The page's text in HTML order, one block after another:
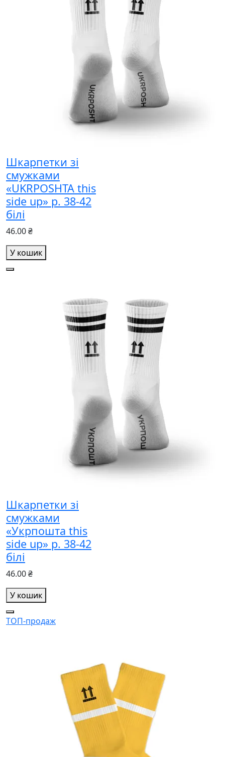
Шкарпетки зі
смужками
«UKRPOSHTA this
side up» р. 38-42
білі
46.00 ₴
У кошик
Шкарпетки зі
смужками
«Укрпошта this
side up» р. 38-42
білі
46.00 ₴
У кошик
ТОП-продаж